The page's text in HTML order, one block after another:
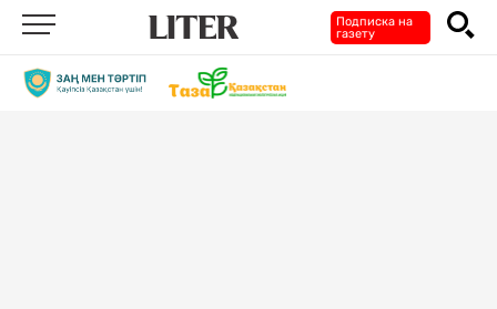
Подписка на
газету